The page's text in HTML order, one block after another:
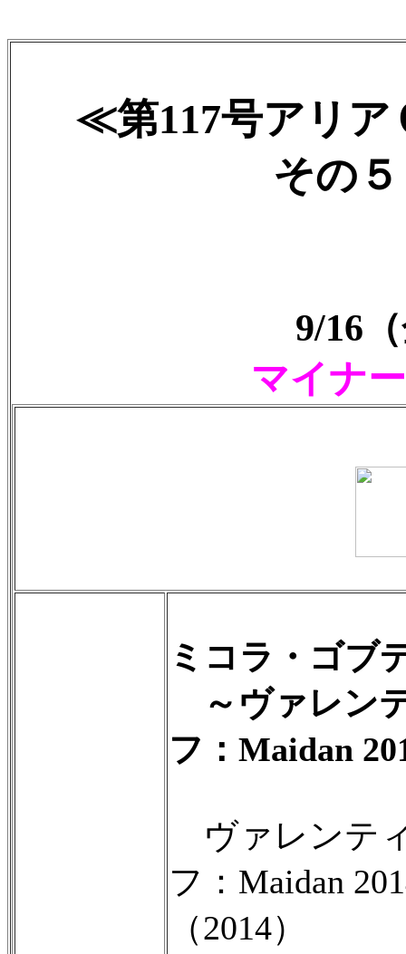
≪第117号アリ
その
9/16
マイナ
ミコラ・ゴブ
～ヴァレン
フ：Maidan
ヴァレンテ
フ：Maidan
（2014）